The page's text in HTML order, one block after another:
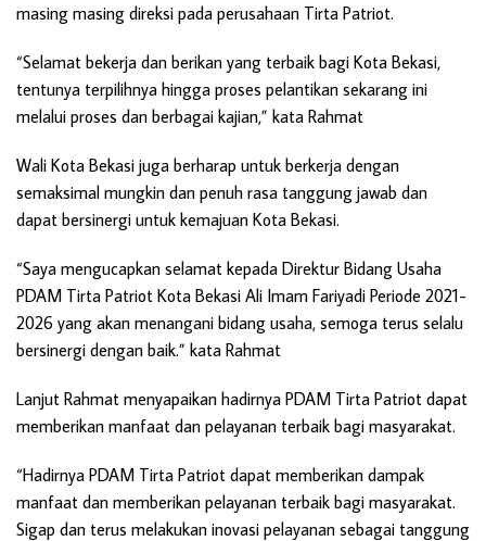
masing masing direksi pada perusahaan Tirta Patriot.
“Selamat bekerja dan berikan yang terbaik bagi Kota Bekasi,
tentunya terpilihnya hingga proses pelantikan sekarang ini
melalui proses dan berbagai kajian,” kata Rahmat
Wali Kota Bekasi juga berharap untuk berkerja dengan
semaksimal mungkin dan penuh rasa tanggung jawab dan
dapat bersinergi untuk kemajuan Kota Bekasi.
“Saya mengucapkan selamat kepada Direktur Bidang Usaha
PDAM Tirta Patriot Kota Bekasi Ali Imam Fariyadi Periode 2021-
2026 yang akan menangani bidang usaha, semoga terus selalu
bersinergi dengan baik.” kata Rahmat
Lanjut Rahmat menyapaikan hadirnya PDAM Tirta Patriot dapat
memberikan manfaat dan pelayanan terbaik bagi masyarakat.
“Hadirnya PDAM Tirta Patriot dapat memberikan dampak
manfaat dan memberikan pelayanan terbaik bagi masyarakat.
Sigap dan terus melakukan inovasi pelayanan sebagai tanggung